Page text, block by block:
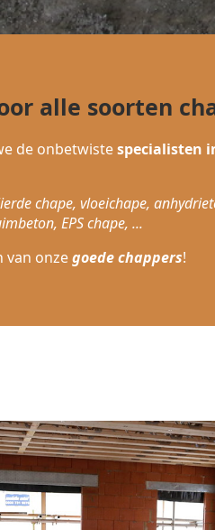
alle soorten
de onbetwistespecialisten
chape, vloeichape,
EPS chape, ...
van onzegoede chappers!